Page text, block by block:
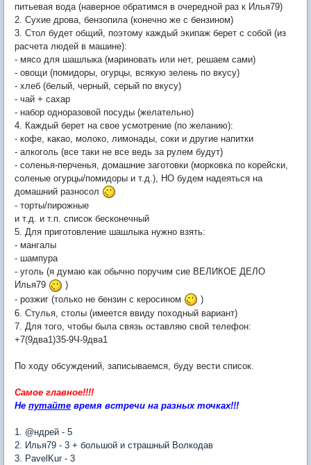
питьевая вода (наверное обратимся в очередной раз к Илья79)
2. Сухие дрова, бензопила (конечно же с бензином)
3. Стол будет общий, поэтому каждый экипаж берет с собой (из
расчета людей в машине):
- мясо для шашлыка (мариновать или нет, решаем сами)
- овощи (помидоры, огурцы, всякую зелень по вкусу)
- хлеб (белый, черный, серый по вкусу)
- чай + сахар
- набор одноразовой посуды (желательно)
4. Каждый берет на свое усмотрение (по желанию):
- кофе, какао, молоко, лимонады, соки и другие напитки
- алкоголь (все таки не все ведь за рулем будут)
- соленья-перченья, домашние заготовки (морковка по корейски,
соленые огурцы/помидоры и т.д.), НО будем надеяться на
домашний разносол
- торты/пирожные
и т.д. и т.п. список бесконечный
5. Для приготовление шашлыка нужно взять:
- мангалы
- шампура
- уголь (я думаю как обычно поручим сие ВЕЛИКОЕ ДЕЛО
Илья79
)
- розжиг (только не бензин с керосином
)
6. Стулья, столы (имеется ввиду походный вариант)
7. Для того, чтобы была связь оставляю свой телефон:
+7(9два1)З5-9Ч-9два1
По ходу обсуждений, записываемся, буду вести список.
Самое главное!!!!
Не путайте время встречи на разных точках!!!
1. @ндрей - 5
2. Илья79 - 3 + большой и страшный Волкодав
3. PavelKur - 3